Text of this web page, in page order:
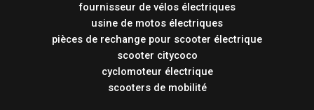
fournisseur de vélos électriques
usine de motos électriques
pièces de rechange pour scooter électrique
scooter citycoco
cyclomoteur électrique
scooters de mobilité